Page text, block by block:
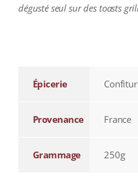
dégusté seul sur des toasts
Épicerie
Provenance France
Grammage 250g